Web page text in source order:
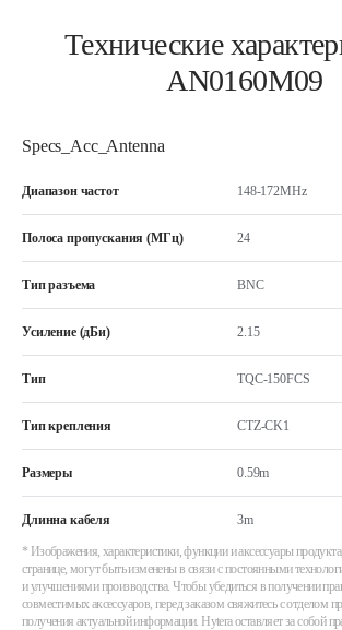
Технические
AN0160M09
Specs_Acc_Antenna
Диапазон частот 148-172MHz
Полоса пропускания (МГц) 24
Тип разъема BNC
Усиление (дБи) 2.15
Тип TQC-150FCS
Тип крепления CTZ-CK1
Размеры 0.59m
Длинна кабеля 3m
* Изображения, характеристики, функции и аксессуары
странице, могут быть изменены в связи с постоянными
и улучшениями производства. Чтобы убедиться в получении
совместимых аксессуаров, перед заказом свяжитесь с отделом
получения актуальной информации. Hytera оставляет за собой